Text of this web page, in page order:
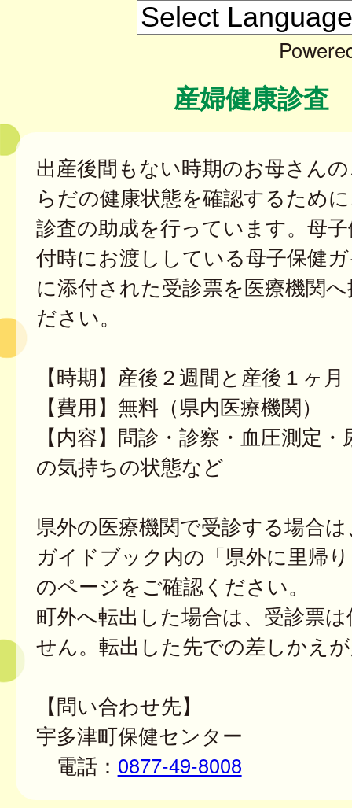
産婦健康診査
出産後間もない時期のお母さん
らだの健康状態を確認するため
診査の助成を行っています。母
付時にお渡ししている母子保健
に添付された受診票を医療機関
ださい。
【時期】産後２週間と産後１ヶ月
【費用】無料（県内医療機関）
【内容】問診・診察・血圧測定
の気持ちの状態など
県外の医療機関で受診する場合
ガイドブック内の「県外に里帰
のページをご確認ください。
町外へ転出した場合は、受診票
せん。転出した先での差しかえ
【問い合わせ先】
宇多津町保健センター
電話： 0877-49-8008